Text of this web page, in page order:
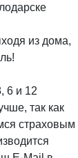
из дома,
6 и 12
так как
страховым